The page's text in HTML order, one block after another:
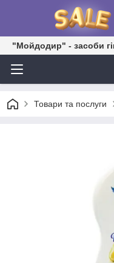
"Мойдодир" - засоби
Товари та послуги